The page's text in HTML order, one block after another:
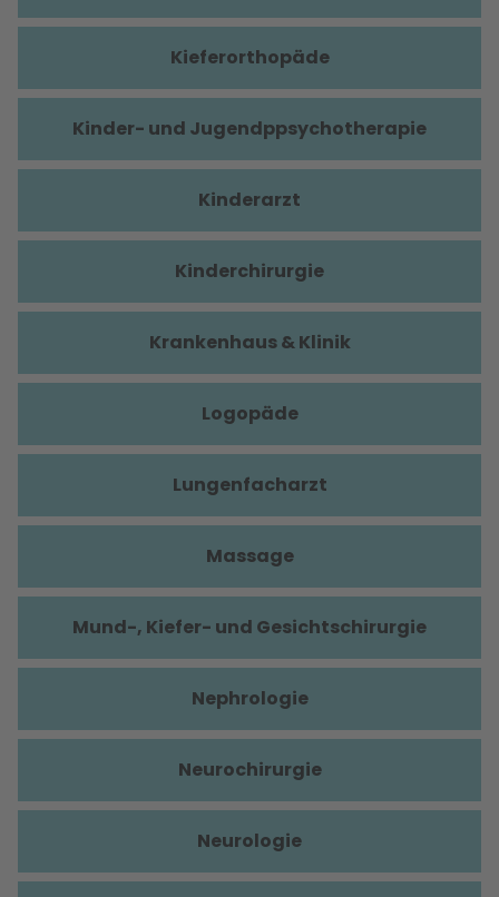
Kieferorthopäde
Kinder- und Jugendppsychotherapie
Kinderarzt
Kinderchirurgie
Krankenhaus & Klinik
Logopäde
Lungenfacharzt
Massage
Mund-, Kiefer- und Gesichtschirurgie
Nephrologie
Neurochirurgie
Neurologie